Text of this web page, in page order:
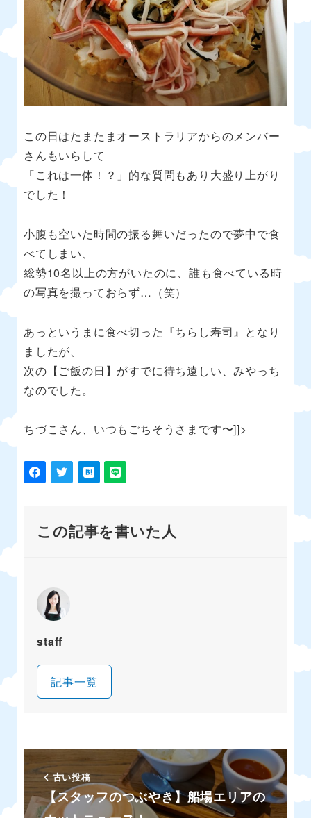
この日はたまたまオーストラリアからのメンバー
さんもいらして
「これは一体！？」的な質問もあり大盛り上がり
でした！
小腹も空いた時間の振る舞いだったので夢中で食
べてしまい、
総勢10名以上の方がいたのに、誰も食べている時
の写真を撮っておらず…（笑）
あっというまに食べ切った『ちらし寿司』となり
ましたが、
次の【ご飯の日】がすでに待ち遠しい、みやっち
なのでした。
ちづこさん、いつもごちそうさまです〜]]>
この記事を書いた人
staff
記事一覧
古い投稿
【スタッフのつぶやき】船場エリアの